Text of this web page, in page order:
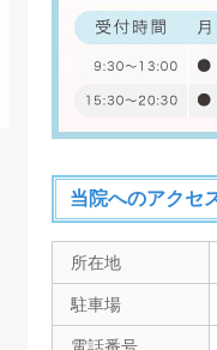
当院へのアクセ
所在地
駐車場